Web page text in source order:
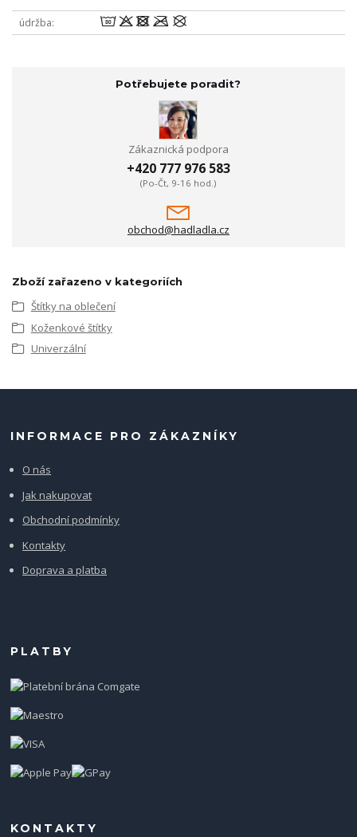
údržba wodmU
Potřebujete poradit?
Zákaznická podpora
+420 777 976 583
(Po-Čt, 9-16 hod.)
obchod@hadladla.cz
Zboží zařazeno v kategoriích
Štítky na oblečení
Koženkové štítky
Univerzální
INFORMACE PRO ZÁKAZNÍKY
O nás
Jak nakupovat
Obchodní podmínky
Kontakty
Doprava a platba
PLATBY
KONTAKTY